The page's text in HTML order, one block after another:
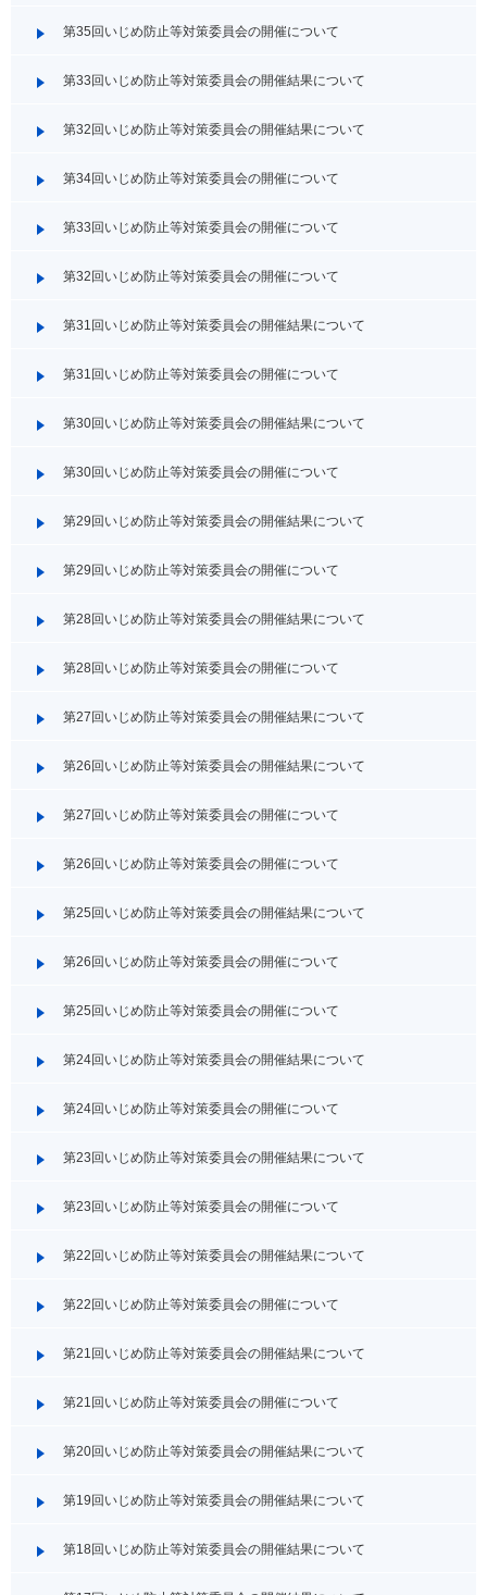
第35回いじめ防止等対策委員会の開催について
第33回いじめ防止等対策委員会の開催結果について
第32回いじめ防止等対策委員会の開催結果について
第34回いじめ防止等対策委員会の開催について
第33回いじめ防止等対策委員会の開催について
第32回いじめ防止等対策委員会の開催について
第31回いじめ防止等対策委員会の開催結果について
第31回いじめ防止等対策委員会の開催について
第30回いじめ防止等対策委員会の開催結果について
第30回いじめ防止等対策委員会の開催について
第29回いじめ防止等対策委員会の開催結果について
第29回いじめ防止等対策委員会の開催について
第28回いじめ防止等対策委員会の開催結果について
第28回いじめ防止等対策委員会の開催について
第27回いじめ防止等対策委員会の開催結果について
第26回いじめ防止等対策委員会の開催結果について
第27回いじめ防止等対策委員会の開催について
第26回いじめ防止等対策委員会の開催について
第25回いじめ防止等対策委員会の開催結果について
第26回いじめ防止等対策委員会の開催について
第25回いじめ防止等対策委員会の開催について
第24回いじめ防止等対策委員会の開催結果について
第24回いじめ防止等対策委員会の開催について
第23回いじめ防止等対策委員会の開催結果について
第23回いじめ防止等対策委員会の開催について
第22回いじめ防止等対策委員会の開催結果について
第22回いじめ防止等対策委員会の開催について
第21回いじめ防止等対策委員会の開催結果について
第21回いじめ防止等対策委員会の開催について
第20回いじめ防止等対策委員会の開催結果について
第19回いじめ防止等対策委員会の開催結果について
第18回いじめ防止等対策委員会の開催結果について